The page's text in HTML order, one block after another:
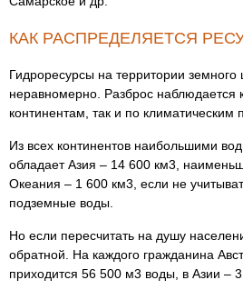
КАК РАСПРЕДЕЛЯЕТСЯ
Гидроресурсы на территории
неравномерно. Разброс наблюдается
континентам, так и по климатическим
Из всех континентов наибольшими
обладает Азия – 14 600 км3,
Океания – 1 600 км3, если не
подземные воды.
Но если пересчитать на душу
обратной. На каждого гражданина
приходится 56 500 м3 воды, в Азии –